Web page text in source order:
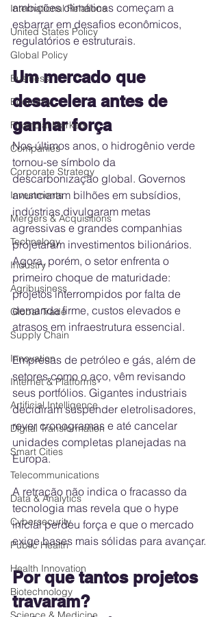
International Relations
United States Policy
Global Policy
Business
Economy
Financial Markets
Companies
Corporate Strategy
Investments
Mergers & Acquisitions
Technology
Industry
Agribusiness
Global Trade
Supply Chain
Innovation
Internet & Platforms
Artificial Intelligence
Digital Transformation
Smart Cities
Telecommunications
Data & Analytics
Cybersecurity
Public Health
Health Innovation
Biotechnology
ambições climáticas começam a
esbarrar em desafios econômicos,
regulatórios e estruturais.
Um mercado que
desacelera antes de
ganhar força
Nos últimos anos, o hidrogênio verde
tornou-se símbolo da
descarbonização global. Governos
anunciaram bilhões em subsídios,
indústrias divulgaram metas
agressivas e grandes companhias
projetaram investimentos bilionários.
Agora, porém, o setor enfrenta o
primeiro choque de maturidade:
projetos interrompidos por falta de
demanda firme, custos elevados e
atrasos em infraestrutura essencial.
Empresas de petróleo e gás, além de
setores como o aço, vêm revisando
seus portfólios. Gigantes industriais
decidiram suspender eletrolisadores,
rever cronogramas e até cancelar
unidades completas planejadas na
Europa.
A retração não indica o fracasso da
tecnologia mas revela que o hype
inicial perdeu força e que o mercado
exige bases mais sólidas para avançar.
Por que tantos projetos
travaram?